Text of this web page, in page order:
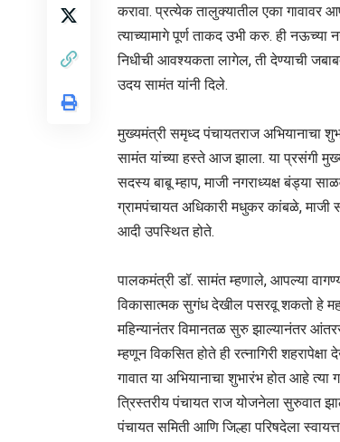
करावा. प्रत्येक तालुक्यातील एका
त्याच्यामागे पूर्ण ताकद उभी करु. ही नऊच्या
निधीची आवश्यकता लागेल, ती देण्याची
उदय सामंत यांनी दिले.
मुख्यमंत्री समृध्द पंचायतराज अभियानाचा
सामंत यांच्या हस्ते आज झाला. या प्रसंगी
सदस्य बाबू म्हाप, माजी नगराध्यक्ष बंड्या
ग्रामपंचायत अधिकारी मधुकर कांबळे, माजी
आदी उपस्थित होते.
पालकमंत्री डॉ. सामंत म्हणाले, आपल्या
विकासात्मक सुगंध देखील पसरवू शकतो हे
महिन्यानंतर विमानतळ सुरु झाल्यानंतर
म्हणून विकसित होते ही रत्नागिरी
गावात या अभियानाचा शुभारंभ होत आहे
त्रिस्तरीय पंचायत राज योजनेला सुरुवात
पंचायत समिती आणि जिल्हा परिषदेला